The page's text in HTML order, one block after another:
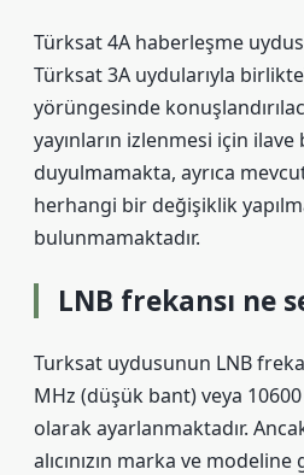
Türksat 4A haberleşme
Türksat 3A uydularıyla
yörüngesinde
yayınların izlenmesi için
duyulmamakta, ayrıca
herhangi bir değişiklik
bulunmamaktadır.
LNB frekansı ne
Turksat uydusunun LNB
MHz (düşük bant) veya
olarak ayarlanmaktadır.
alıcınızın marka ve